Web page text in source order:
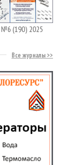
№6 (190) 2025
Все журналы